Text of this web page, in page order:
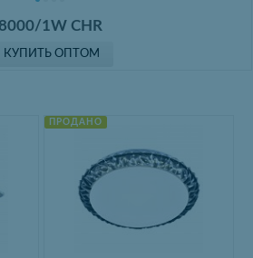
8000/1W CHR
КУПИТЬ ОПТОМ
ПРОДАНО